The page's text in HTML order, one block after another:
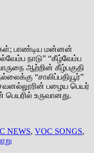
பாண்டிய மன்னன்
நாடு” “கீழ்வேம்ப
ஆற்றின் கீழ்பகுதி
“சாலிப்பதியூர்”
பழைய பெயர்
பெயரில் உருவானது.
NEWS, VOC SONGS,